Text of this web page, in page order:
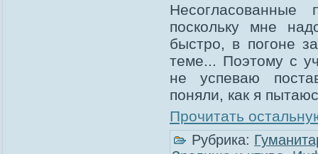
поскольку мне
быстро, в погоне
теме... Поэтому с
не успеваю
поняли, как я
Прочитать
Рубрика: